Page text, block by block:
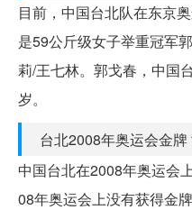
目前，中国台北队在东京
是59公斤级女子举重冠军
莉/王七林。郭戈春，中国
岁。
台北2008年奥运会金牌
中国台北在2008年奥运会
08年奥运会上没有获得金牌